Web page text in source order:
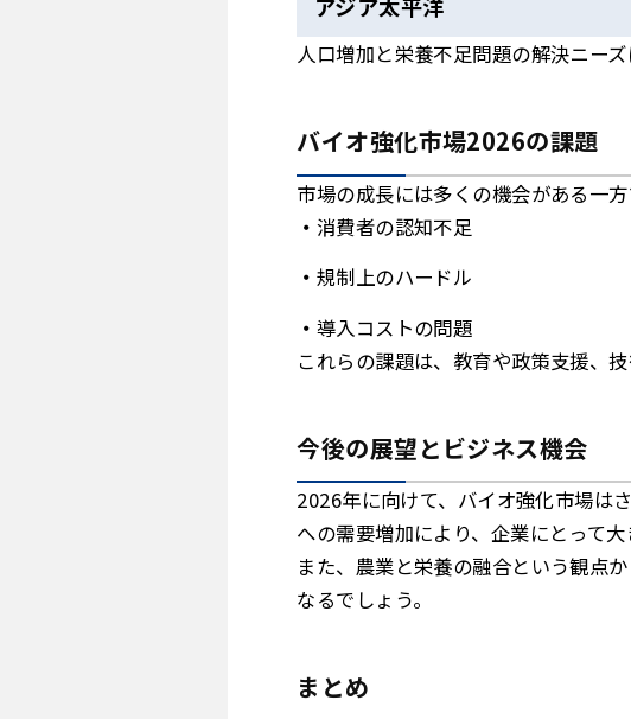
人口増加と栄養不足問題の解決ニー
バイオ強化市場2026の課題
市場の成長には多くの機会がある一
消費者の認知不足
規制上のハードル
導入コストの問題
これらの課題は、教育や政策支援、
今後の展望とビジネス機会
2026年に向けて、バイオ強化市場は
への需要増加により、企業にとって
また、農業と栄養の融合という観点
なるでしょう。
まとめ